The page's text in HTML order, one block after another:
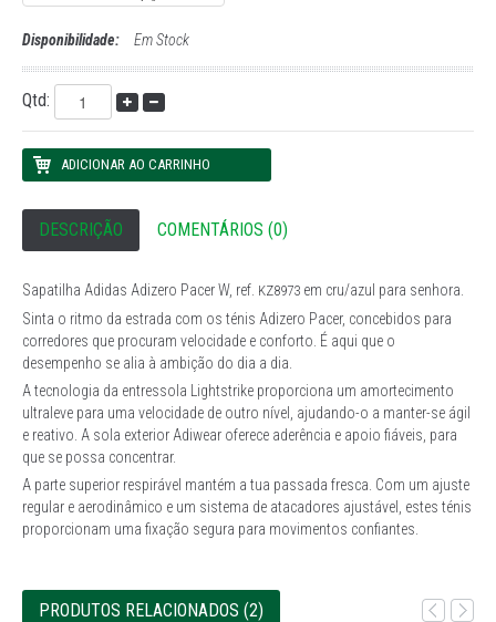
Disponibilidade: Em Stock
Qtd:
DESCRIÇÃO COMENTÁRIOS (0)
Sapatilha Adidas Adizero Pacer W, ref. KZ8973 em cru/azul para senhora.
Sinta o ritmo da estrada com os ténis Adizero Pacer, concebidos para
corredores que procuram velocidade e conforto. É aqui que o
desempenho se alia à ambição do dia a dia.
A tecnologia da entressola Lightstrike proporciona um amortecimento
ultraleve para uma velocidade de outro nível, ajudando-o a manter-se ágil
e reativo. A sola exterior Adiwear oferece aderência e apoio fiáveis, para
que se possa concentrar.
A parte superior respirável mantém a tua passada fresca. Com um ajuste
regular e aerodinâmico e um sistema de atacadores ajustável, estes ténis
proporcionam uma fixação segura para movimentos confiantes.
PRODUTOS RELACIONADOS (2)